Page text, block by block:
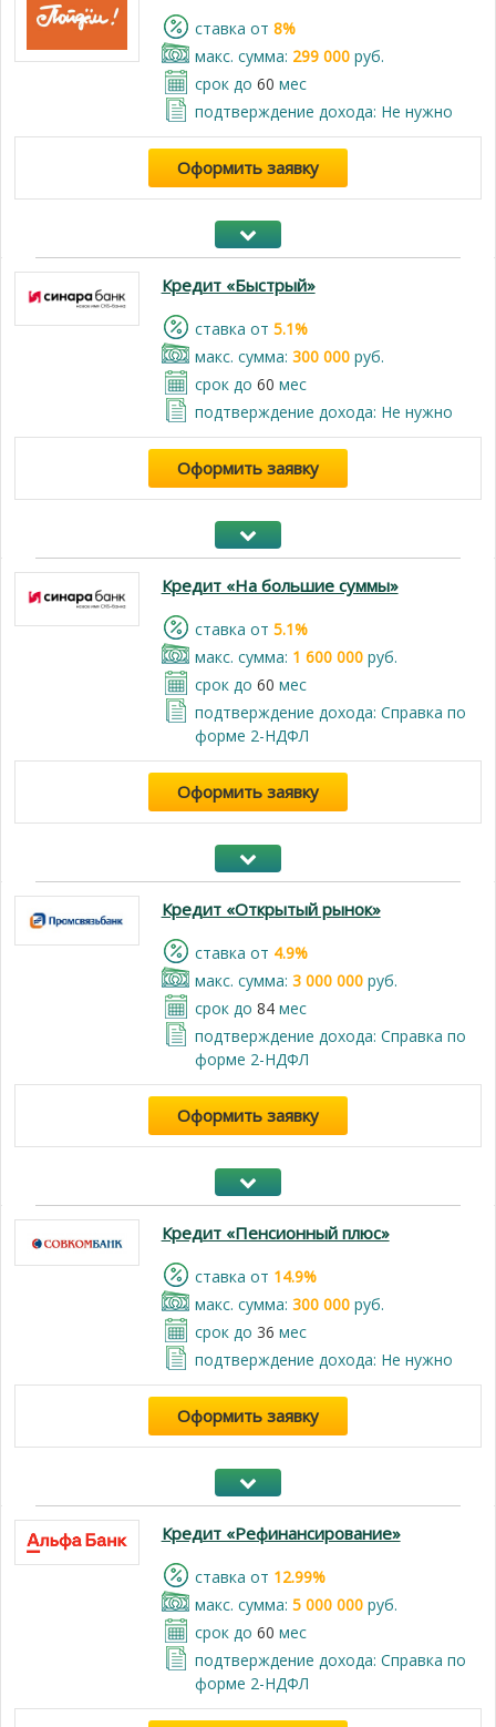
cтавка от 8%
макс. сумма: 299 000руб.
срок до 60 мес
подтверждение дохода: Не нужно
Оформить заявку
Кредит «Быстрый»
cтавка от 5.1%
макс. сумма: 300 000руб.
срок до 60 мес
подтверждение дохода: Не нужно
Оформить заявку
Кредит «На большие суммы»
cтавка от 5.1%
макс. сумма: 1 600 000руб.
срок до 60 мес
подтверждение дохода: Справка по
форме 2-НДФЛ
Оформить заявку
Кредит «Открытый рынок»
cтавка от 4.9%
макс. сумма: 3 000 000руб.
срок до 84мес
подтверждение дохода: Справка по
форме 2-НДФЛ
Оформить заявку
Кредит «Пенсионный плюс»
cтавка от 14.9%
макс. сумма: 300 000руб.
срок до 36 мес
подтверждение дохода: Не нужно
Оформить заявку
Кредит «Рефинансирование»
cтавка от 12.99%
макс. сумма: 5 000 000руб.
срок до 60 мес
подтверждение дохода: Справка по
форме 2-НДФЛ